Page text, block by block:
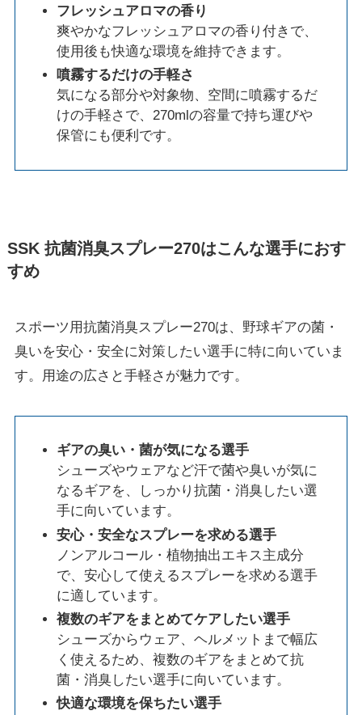
フレッシュアロマの香り
爽やかなフレッシュアロマの香り付きで、
使用後も快適な環境を維持できます。
噴霧するだけの手軽さ
気になる部分や対象物、空間に噴霧するだ
けの手軽さで、270mlの容量で持ち運びや
保管にも便利です。
SSK 抗菌消臭スプレー270はこんな選手におす
すめ
スポーツ用抗菌消臭スプレー270は、野球ギアの菌・
臭いを安心・安全に対策したい選手に特に向いていま
す。用途の広さと手軽さが魅力です。
ギアの臭い・菌が気になる選手
シューズやウェアなど汗で菌や臭いが気に
なるギアを、しっかり抗菌・消臭したい選
手に向いています。
安心・安全なスプレーを求める選手
ノンアルコール・植物抽出エキス主成分
で、安心して使えるスプレーを求める選手
に適しています。
複数のギアをまとめてケアしたい選手
シューズからウェア、ヘルメットまで幅広
く使えるため、複数のギアをまとめて抗
菌・消臭したい選手に向いています。
快適な環境を保ちたい選手